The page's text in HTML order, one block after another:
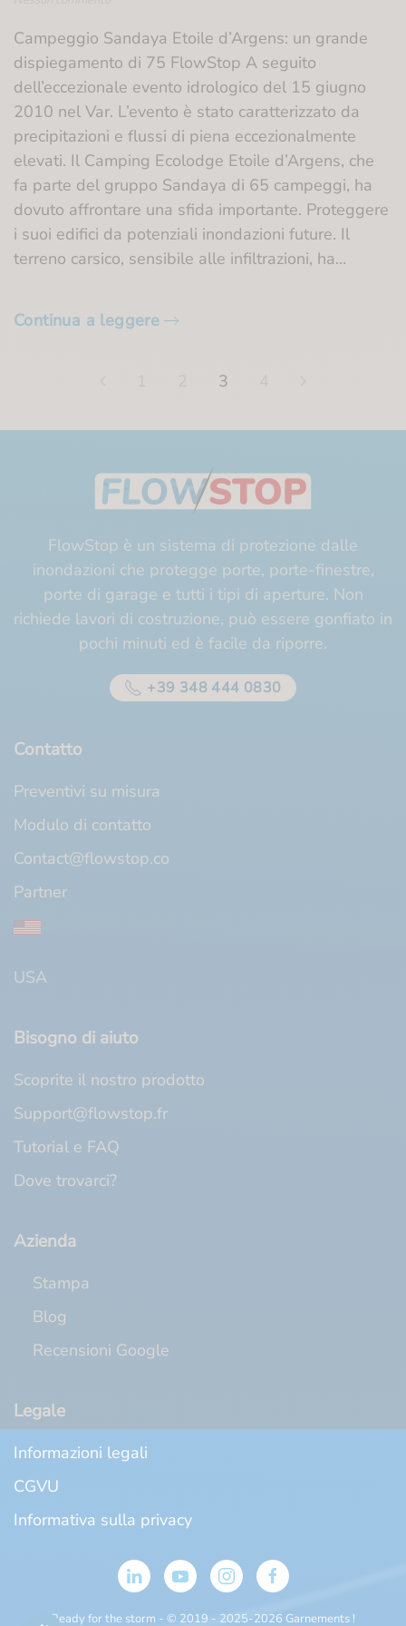
Sandaya
Etoile
d’Argens:
un
enorme
dispiegamento
di
75
FlowStop
Campeggio Sandaya Etoile d’Argens: un grande
dispiegamento di 75 FlowStop A seguito
dell’eccezionale evento idrologico del 15 giugno
2010 nel Var. L’evento è stato caratterizzato da
precipitazioni e flussi di piena eccezionalmente
elevati. Il Camping Ecolodge Etoile d’Argens, che
fa parte del gruppo Sandaya di 65 campeggi, ha
dovuto affrontare una sfida importante. Proteggere
i suoi edifici da potenziali inondazioni future. Il
terreno carsico, sensibile alle infiltrazioni, ha...
Continua a leggere
3
FlowStop è un sistema di protezione dalle
inondazioni che protegge porte, porte-finestre,
porte di garage e tutti i tipi di aperture. Non
richiede lavori di costruzione, può essere gonfiato in
pochi minuti ed è facile da riporre.
+39 348 444 0830
Contatto
Preventivi su misura
Modulo di contatto
Contact@flowstop.co
Partner
USA
Bisogno di aiuto
Scoprite il nostro prodotto
Support@flowstop.fr
Tutorial e FAQ
Dove trovarci?
Azienda
Stampa
Blog
Recensioni Google
Legale
Informazioni legali
CGVU
Informativa sulla privacy
Ready for the storm - © 2019 - 2025-2026 Garnements !